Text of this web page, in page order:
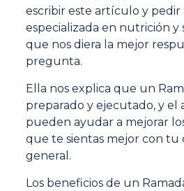
escribir este artículo y
especializada en nutrición
que nos diera la mejor
pregunta.
Ella nos explica que un
preparado y ejecutado, y el
pueden ayudar a mejorar
que te sientas mejor con tu
general.
Los beneficios de un